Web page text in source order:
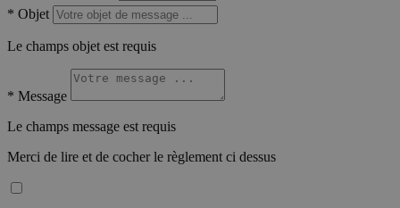
* Objet
Le champs objet est requis
* Message
Le champs message est requis
Merci de lire et de cocher le règlement ci dessus